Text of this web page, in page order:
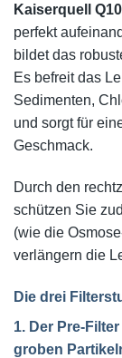
Kaiserquell
perfekt
bildet das
Es befreit das
Sedimenten,
und sorgt für
Geschmack.
Durch den
schützen Sie
(wie die
verlängern die
Die drei
1. Der Pre-
groben